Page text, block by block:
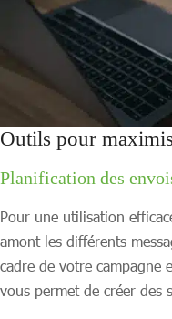
Outils pour
Planification des
Pour une utilisation
amont les différents
cadre de votre campagne
vous permet de créer des